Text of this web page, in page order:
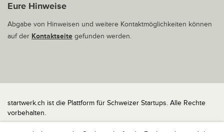
Eure Hinweise
Abgabe von Hinweisen und weitere Kontaktmöglichkeiten können
auf der Kontaktseite gefunden werden.
startwerk.ch ist die Plattform für Schweizer Startups. Alle Rechte
vorbehalten.